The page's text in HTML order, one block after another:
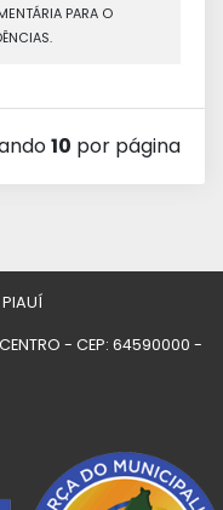
PARA O
10 por página
PIAUÍ
- CEP: 64590000 -